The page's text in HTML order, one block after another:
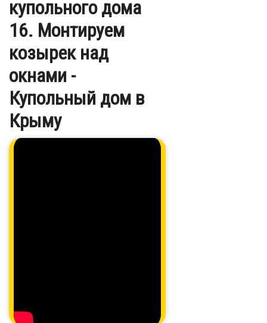
купольного дома
16. Монтируем
козырек над
окнами -
Купольный дом в
Крыму